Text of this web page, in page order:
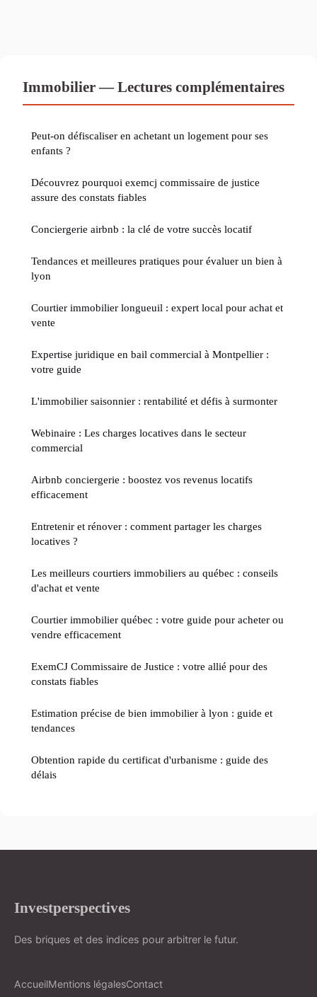
Immobilier — Lectures complémentaires
Peut-on défiscaliser en achetant un logement pour ses
enfants ?
Découvrez pourquoi exemcj commissaire de justice
assure des constats fiables
Conciergerie airbnb : la clé de votre succès locatif
Tendances et meilleures pratiques pour évaluer un bien à
lyon
Courtier immobilier longueuil : expert local pour achat et
vente
Expertise juridique en bail commercial à Montpellier :
votre guide
L'immobilier saisonnier : rentabilité et défis à surmonter
Webinaire : Les charges locatives dans le secteur
commercial
Airbnb conciergerie : boostez vos revenus locatifs
efficacement
Entretenir et rénover : comment partager les charges
locatives ?
Les meilleurs courtiers immobiliers au québec : conseils
d'achat et vente
Courtier immobilier québec : votre guide pour acheter ou
vendre efficacement
ExemCJ Commissaire de Justice : votre allié pour des
constats fiables
Estimation précise de bien immobilier à lyon : guide et
tendances
Obtention rapide du certificat d'urbanisme : guide des
délais
Investperspectives
Des briques et des indices pour arbitrer le futur.
AccueilMentions légalesContact